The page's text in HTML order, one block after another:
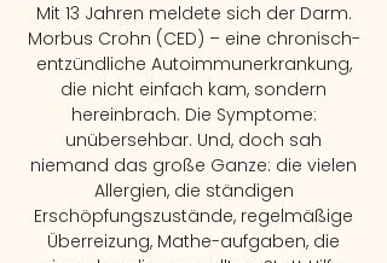
Mit 13 Jahren meldete sich der Darm.
Morbus Crohn (CED) – eine chronisch-
entzündliche Autoimmunerkrankung,
die nicht einfach kam, sondern
hereinbrach. Die Symptome:
unübersehbar. Und, doch sah
niemand das große Ganze: die vielen
Allergien, die ständigen
Erschöpfungszustände, regelmäßige
Überreizung, Mathe-aufgaben, die